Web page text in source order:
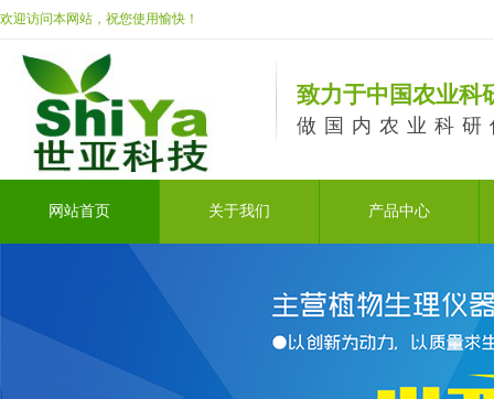
欢迎访问本网站，祝您使用愉快！
致力于中国农业科
做国内农业科
网站首页 关于我们 产品中心